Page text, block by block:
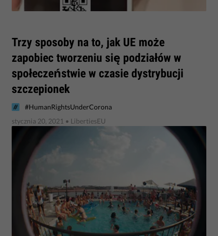
​Trzy sposoby na to, jak UE może
zapobiec tworzeniu się podziałów w
społeczeństwie w czasie dystrybucji
szczepionek
#HumanRightsUnderCorona
stycznia 20, 2021 • LibertiesEU